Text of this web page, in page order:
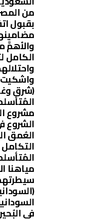
من
بقبول
والأهمَّ
الكامل
(شرق
مشروع
الشروع
العُمق
مياهنا
في